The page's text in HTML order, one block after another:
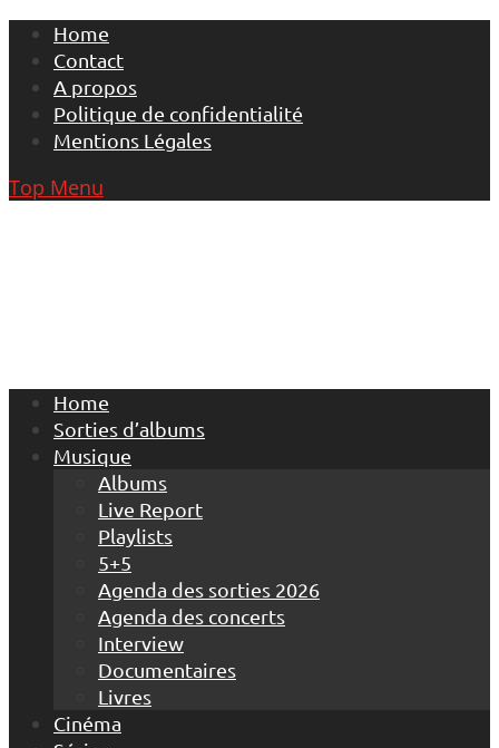
Skip
content
Home
Contact
A propos
Politique de confidentialité
Mentions Légales
Top Menu
Home
Sorties d’albums
Musique
Albums
Live Report
Playlists
5+5
Agenda des sorties 2026
Agenda des concerts
Interview
Documentaires
Livres
Cinéma